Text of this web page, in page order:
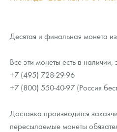
Десятая и финальная монета
Все эти монеты есть в
+7 (495) 728-29-96
+7 (800) 550-40-97 (Россия
Доставка производится
пересылаемые монеты